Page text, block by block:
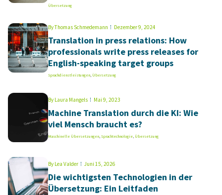
Übersetzung
ByThomas Schmedemann Dezember 9, 2024
Translation in press relations: How
professionals write press releases for
English-speaking target groups
Sprachdienstleistungen, Übersetzung
ByLaura Mangels Mai 9, 2023
Machine Translation durch die KI: Wie
viel Mensch braucht es?
Maschinelle Übersetzungen, Sprachtechnologie, Übersetzung
ByLea Valder Juni 15, 2026
Die wichtigsten Technologien in der
Übersetzung: Ein Leitfaden